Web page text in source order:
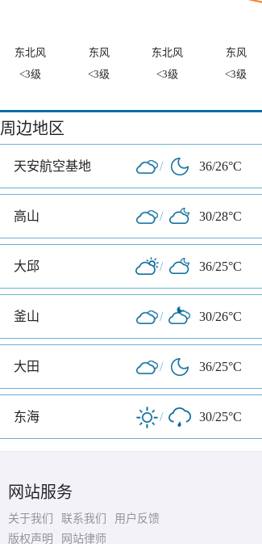
东北风 东风 东北风 东风
<3级
<3级 <3级 <3级
周边地区
天安航空基地 / 36/26°C
高山 / 30/28°C
大邱 / 36/25°C
釜山 / 30/26°C
大田 / 36/25°C
东海 / 30/25°C
网站服务
关于我们 联系我们
用户反馈
版权声明
网站律师